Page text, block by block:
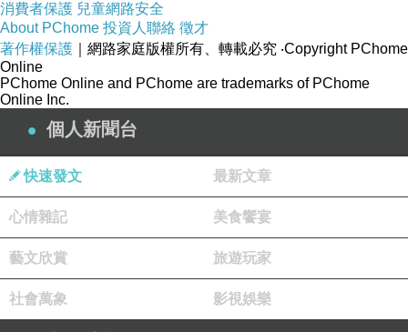
願意買些東西，沒有完全不買的打算。再加上導遊和地陪
們都能說善道、口粲蓮花，鼓動大家的好心。於是這也
買，那也買，雖然買的都不多，但還是把帶去的錢都花完
了。
消費者保護 兒童網路安全
About PChome 投資人聯絡 徵才
著作權保護 ｜網路家庭版權所有、轉載必究 ‧Copyright PChome
Online
PChome Online and PChome are trademarks of PChome
Online Inc.
個人新聞台
快速發文 最新文章
心情雜記 美食饗宴
藝文欣賞 旅遊玩家
社會萬象 影視娛樂